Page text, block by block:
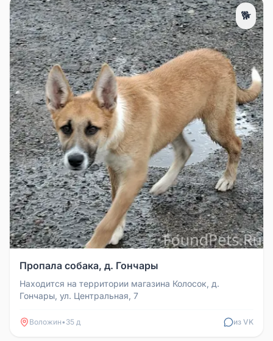
🐕
Пропала собака, д. Гончары
Находится на территории магазина Колосок, д.
Гончары, ул. Центральная, 7
Воложин• 35 д из VK